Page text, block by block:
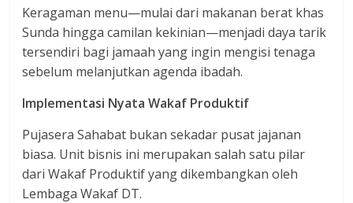
Keragaman menu—mulai dari makanan berat khas
Sunda hingga camilan kekinian—menjadi daya tarik
tersendiri bagi jamaah yang ingin mengisi tenaga
sebelum melanjutkan agenda ibadah.
Implementasi Nyata Wakaf Produktif
Pujasera Sahabat bukan sekadar pusat jajanan
biasa. Unit bisnis ini merupakan salah satu pilar
dari Wakaf Produktif yang dikembangkan oleh
Lembaga Wakaf DT.